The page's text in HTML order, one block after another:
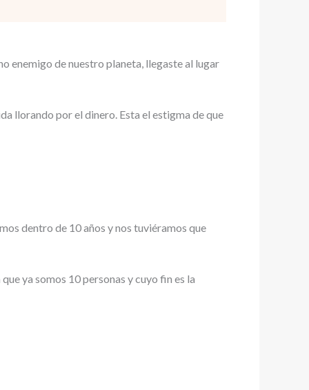
enemigo de nuestro planeta, llegaste al lugar
llorando por el dinero. Esta el estigma de que
dentro de 10 años y nos tuviéramos que
ya somos 10 personas y cuyo fin es la